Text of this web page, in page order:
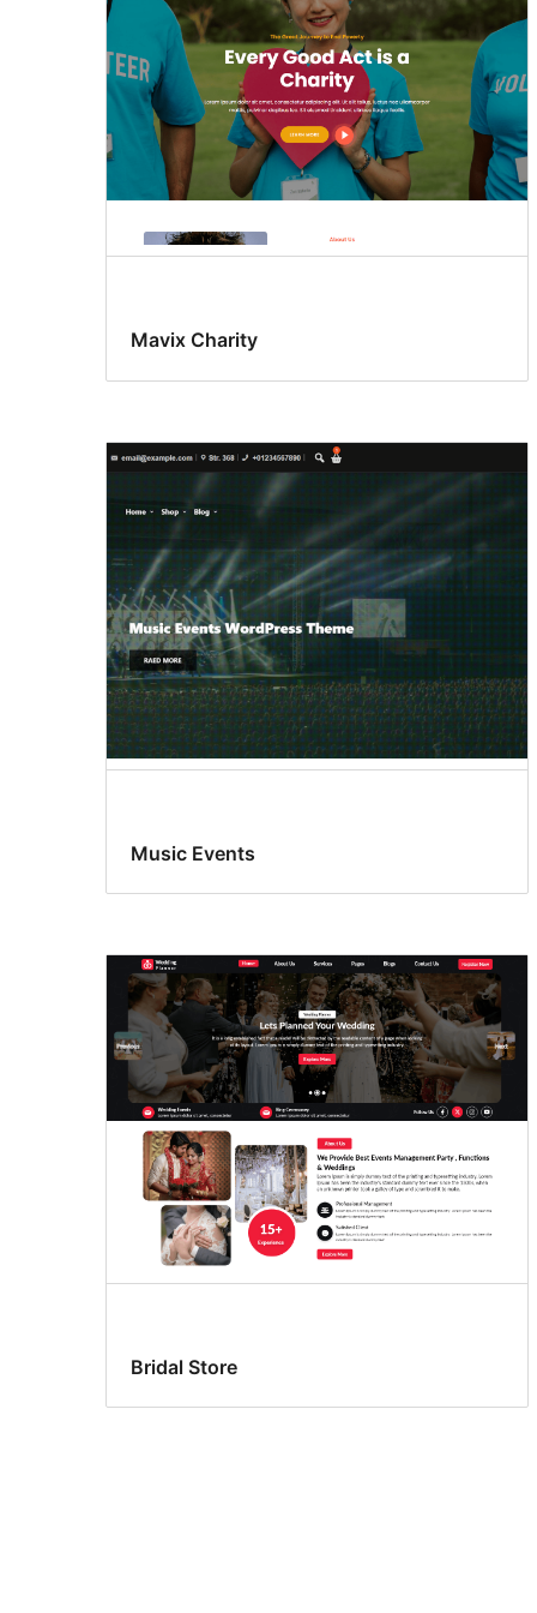
Mavix Charity
Music Events
Bridal Store